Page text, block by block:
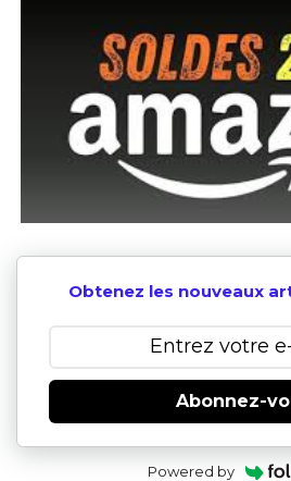
Obtenez les nouveaux
Abonnez-
Powered by